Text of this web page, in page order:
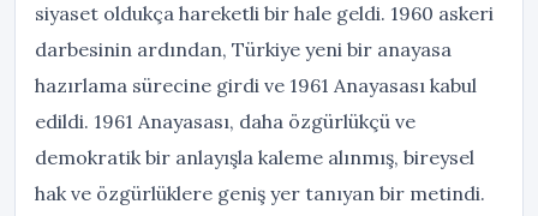
siyaset oldukça hareketli bir hale geldi. 1960 askeri
darbesinin ardından, Türkiye yeni bir anayasa
hazırlama sürecine girdi ve 1961 Anayasası kabul
edildi. 1961 Anayasası, daha özgürlükçü ve
demokratik bir anlayışla kaleme alınmış, bireysel
hak ve özgürlüklere geniş yer tanıyan bir metindi.